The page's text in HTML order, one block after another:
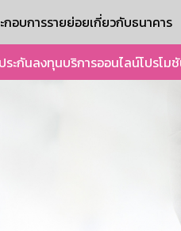
กอบการรายย่อยเกี่ยวกับธนาคาร
ประกันลงทุนบริการออนไลน์โปรโม